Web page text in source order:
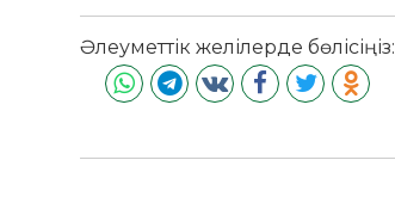
Әлеуметтік желілерде бөлісіңіз: